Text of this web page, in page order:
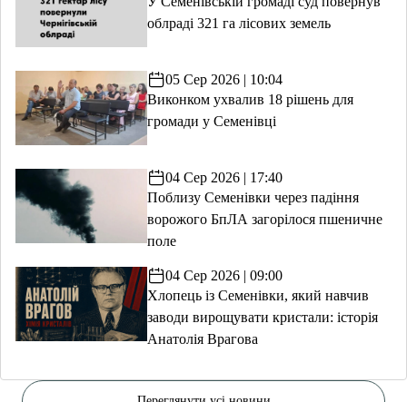
облраді 321 га лісових земель
05 Сер 2026 | 10:04
Виконком ухвалив 18 рішень для
громади у Семенівці
04 Сер 2026 | 17:40
Поблизу Семенівки через падіння
ворожого БпЛА загорілося пшеничне
поле
04 Сер 2026 | 09:00
Хлопець із Семенівки, який навчив
заводи вирощувати кристали: історія
Анатолія Врагова